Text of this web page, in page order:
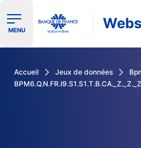
Ouvrir le menu de
MENU
Accueil Jeux de données